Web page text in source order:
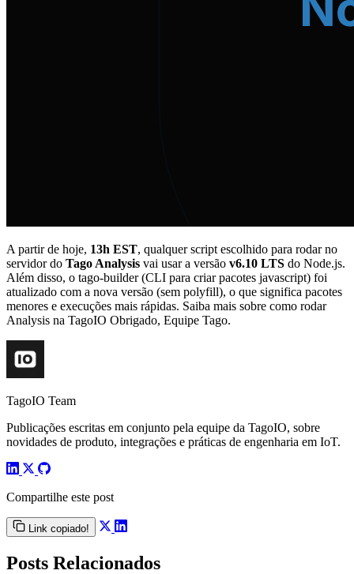
A partir de hoje, 13h EST, qualquer script escolhido para rodar no
servidor do Tago Analysis vai usar a versão v6.10 LTS do Node.js.
Além disso, o tago-builder (CLI para criar pacotes javascript) foi
atualizado com a nova versão (sem polyfill), o que significa pacotes
menores e execuções mais rápidas. Saiba mais sobre como rodar
Analysis na TagoIO Obrigado, Equipe Tago.
TagoIO Team
Publicações escritas em conjunto pela equipe da TagoIO, sobre
novidades de produto, integrações e práticas de engenharia em IoT.
Compartilhe este post
Link copiado!
Posts Relacionados